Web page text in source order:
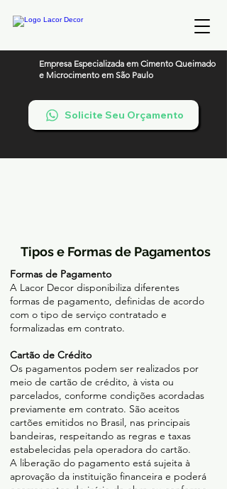
Empresa Especializada em Cimento Queimado
e Microcimento em São Paulo
Solicite Seu Orçamento
Tipos e Formas de Pagamentos
Formas de Pagamento
A Lacor Decor disponibiliza diferentes
formas de pagamento, definidas de acordo
com o tipo de serviço contratado e
formalizadas em contrato.
Cartão de Crédito
Os pagamentos podem ser realizados por
meio de cartão de crédito, à vista ou
parcelados, conforme condições acordadas
previamente em contrato. São aceitos
cartões emitidos no Brasil, nas principais
bandeiras, respeitando as regras e taxas
estabelecidas pela operadora do cartão.
A liberação do pagamento está sujeita à
aprovação da instituição financeira e poderá